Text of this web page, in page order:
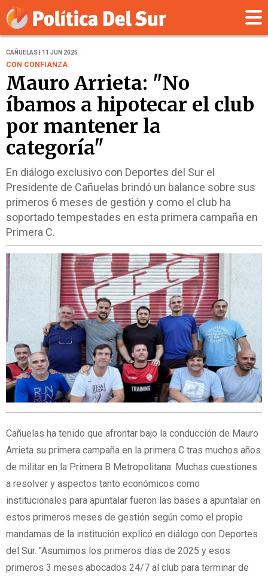
CAÑUELAS | 11 JUN 2025
CON CONFIANZA
Mauro Arrieta: "No
íbamos a hipotecar el club
por mantener la
categoría"
En diálogo exclusivo con Deportes del Sur el
Presidente de Cañuelas brindó un balance sobre sus
primeros 6 meses de gestión y como el club ha
soportado tempestades en esta primera campaña en
Primera C.
Cañuelas ha tenido que afrontar bajo la conducción de Mauro
Arrieta su primera campaña en la primera C tras muchos años
de militar en la Primera B Metropolitana. Muchas cuestiones
a resolver y aspectos tanto económicos como
institucionales para apuntalar fueron las bases a apuntalar en
estos primeros meses de gestión según como el propio
mandamas de la institución explicó en diálogo con Deportes
del Sur. "Asumimos los primeros días de 2025 y esos
primeros 3 meses abocados 24/7 al club para terminar de